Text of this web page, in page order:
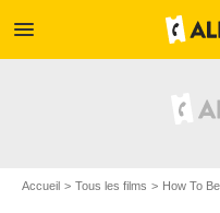
menu
Accueil Tous les films How To